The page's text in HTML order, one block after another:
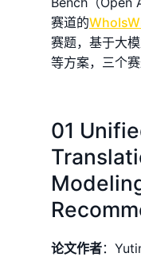
赛道的
赛题，基于大
等方案，三个
01
论文作者：